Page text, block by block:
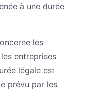
à une durée
les
entreprises
légale est
prévu par les